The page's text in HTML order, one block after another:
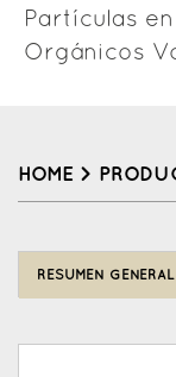
Partículas
Orgánicos
HOME >
RESUMEN GENERAL